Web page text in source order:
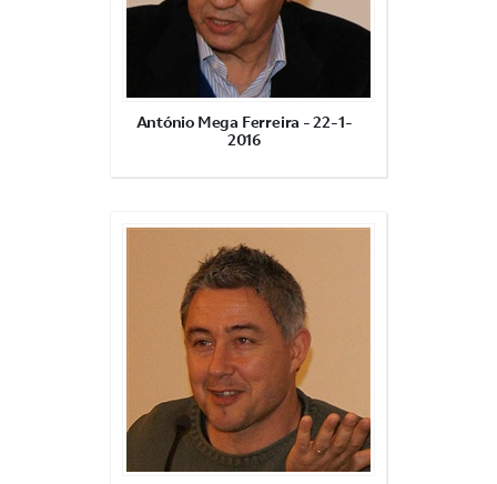
António Mega Ferreira - 22-1-
2016